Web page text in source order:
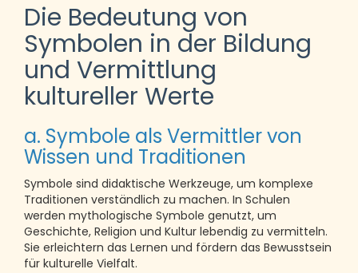
Die Bedeutung von
Symbolen in der Bildung
und Vermittlung
kultureller Werte
a. Symbole als Vermittler von
Wissen und Traditionen
Symbole sind didaktische Werkzeuge, um komplexe
Traditionen verständlich zu machen. In Schulen
werden mythologische Symbole genutzt, um
Geschichte, Religion und Kultur lebendig zu vermitteln.
Sie erleichtern das Lernen und fördern das Bewusstsein
für kulturelle Vielfalt.